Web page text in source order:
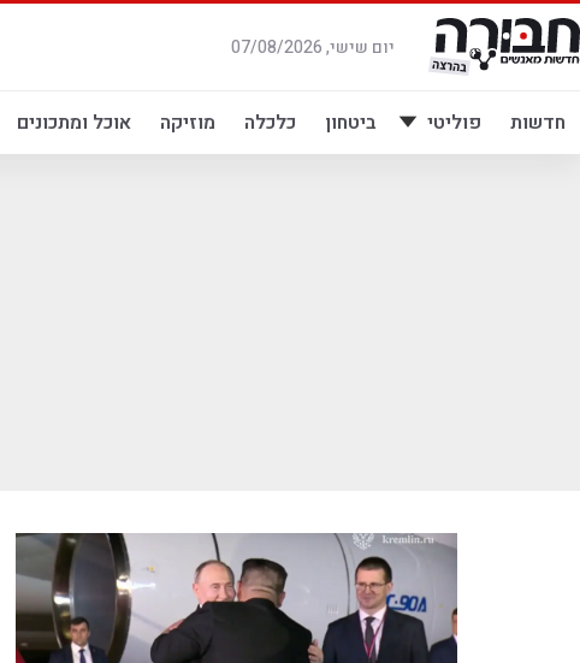
דלג
לתוכן
יום שישי, 07/08/2026
חדשות פוליטי ביטחון כלכלה מוזיקה אוכל ומתכונים